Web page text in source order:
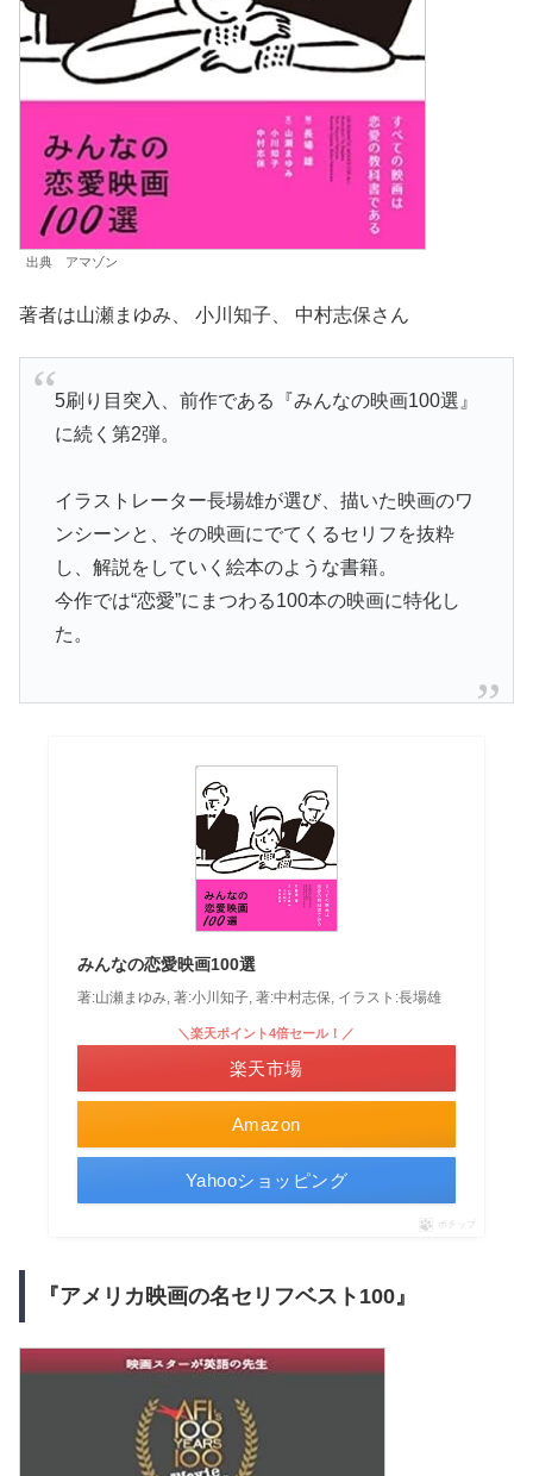
出典 アマゾン
著者は山瀬まゆみ、 小川知子、 中村志保さん
5刷り目突入、前作である『みんなの映画100選』
に続く第2弾。
イラストレーター長場雄が選び、描いた映画のワ
ンシーンと、その映画にでてくるセリフを抜粋
し、解説をしていく絵本のような書籍。
今作では“恋愛”にまつわる100本の映画に特化し
た。
みんなの恋愛映画100選
著:山瀬まゆみ, 著:小川知子, 著:中村志保, イラスト:長場雄
Amazon
＼楽天ポイント4倍セール！／
楽天市場
Yahooショッピング
ポチップ
『アメリカ映画の名セリフベスト100』